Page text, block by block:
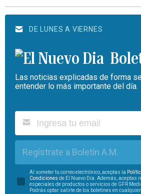
DE LUNES A VIERNES
Las noticias explicadas de forma
entender lo más importante del día.
Regístrate a Boletín A.M.
Al someter tu correo electrónico, aceptas la
Condiciones de El Nuevo Día. Además, aceptas
especiales de productos o servicios de GFR
Podrás optar salirte de los boletines en cualquier